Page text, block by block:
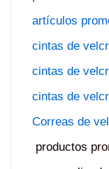
artículos
cintas de
cintas de
cintas de
Correas de
productos